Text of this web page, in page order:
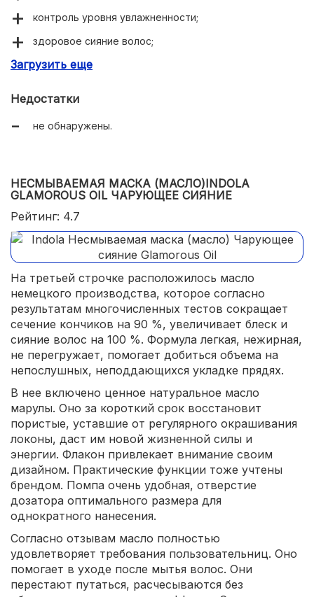
контроль уровня увлажненности;
здоровое сияние волос;
усиленный питательный комплекс;
Загрузить еще
Недостатки
не обнаружены.
НЕСМЫВАЕМАЯ МАСКА (МАСЛО)INDOLA
GLAMOROUS OIL ЧАРУЮЩЕЕ СИЯНИЕ
Рейтинг: 4.7
На третьей строчке расположилось масло
немецкого производства, которое согласно
результатам многочисленных тестов сокращает
сечение кончиков на 90 %, увеличивает блеск и
сияние волос на 100 %. Формула легкая, нежирная,
не перегружает, помогает добиться объема на
непослушных, неподдающихся укладке прядях.
В нее включено ценное натуральное масло
марулы. Оно за короткий срок восстановит
пористые, уставшие от регулярного окрашивания
локоны, даст им новой жизненной силы и
энергии. Флакон привлекает внимание своим
дизайном. Практические функции тоже учтены
брендом. Помпа очень удобная, отверстие
дозатора оптимального размера для
однократного нанесения.
Согласно отзывам масло полностью
удовлетворяет требования пользовательниц. Оно
помогает в уходе после мытья волос. Они
перестают путаться, расчесываются без